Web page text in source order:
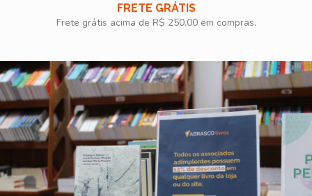
FRETE GRÁTIS
Frete grátis acima de R$ 250,00 em compras.